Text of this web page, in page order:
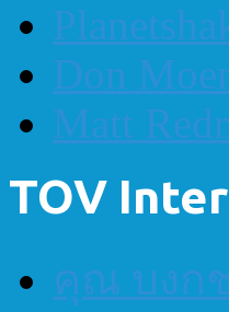
Don
Matt
TOV
คุณ บงก